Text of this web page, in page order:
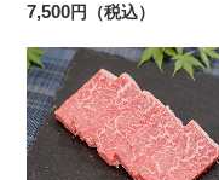
7,500円（税込）